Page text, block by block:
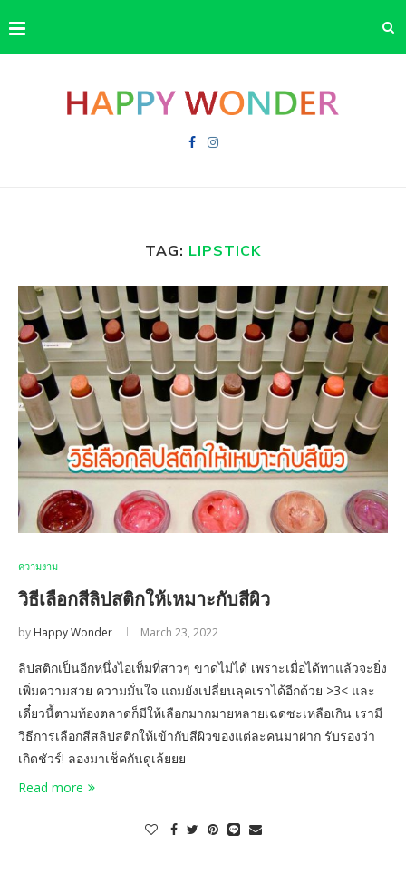
TAG: LIPSTICK
ความงาม
วิธีเลือกสีลิปสติกให้เหมาะกับสีผิว
by Happy Wonder March 23, 2022
ลิปสติกเป็นอีกหนึ่งไอเท็มที่สาวๆ ขาดไม่ได้ เพราะเมื่อได้ทาแล้วจะยิ่ง
เพิ่มความสวย ความมั่นใจ แถมยังเปลี่ยนลุคเราได้อีกด้วย >3< และ
เดี๋ยวนี้ตามท้องตลาดก็มีให้เลือกมากมายหลายเฉดซะเหลือเกิน เรามี
วิธีการเลือกสีสลิปสติกให้เข้ากับสีผิวของแต่ละคนมาฝาก รับรองว่า
เกิดชัวร์! ลองมาเช็คกันดูเล้ยยย
Read more